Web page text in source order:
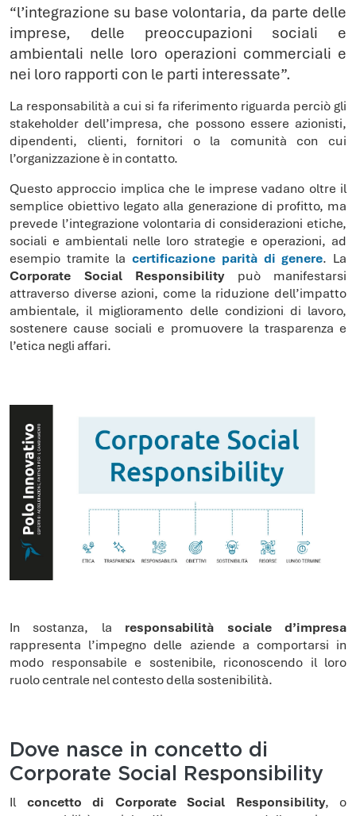
“l’integrazione su base volontaria, da parte delle
imprese, delle preoccupazioni sociali e
ambientali nelle loro operazioni commerciali e
nei loro rapporti con le parti interessate”.
La responsabilità a cui si fa riferimento riguarda perciò gli
stakeholder dell’impresa, che possono essere azionisti,
dipendenti, clienti, fornitori o la comunità con cui
l’organizzazione è in contatto.
Questo approccio implica che le imprese vadano oltre il
semplice obiettivo legato alla generazione di profitto, ma
prevede l’integrazione volontaria di considerazioni etiche,
sociali e ambientali nelle loro strategie e operazioni, ad
esempio tramite lacertificazione parità di genere. La
Corporate Social Responsibilitypuò manifestarsi
attraverso diverse azioni, come la riduzione dell’impatto
ambientale, il miglioramento delle condizioni di lavoro,
sostenere cause sociali e promuovere la trasparenza e
l’etica negli affari.
In sostanza, la responsabilità sociale d’impresa
rappresenta l’impegno delle aziende a comportarsi in
modo responsabile e sostenibile, riconoscendo il loro
ruolo centrale nel contesto della sostenibilità.
Dove nasce in concetto di
Corporate Social Responsibility
Il concetto di Corporate Social Responsibility, o